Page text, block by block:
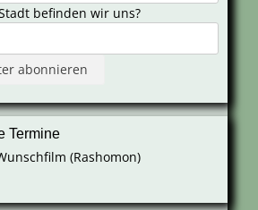
befinden wir uns?
Termine
(Rashomon)